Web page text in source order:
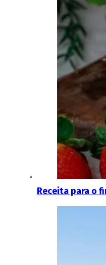
Receita para o